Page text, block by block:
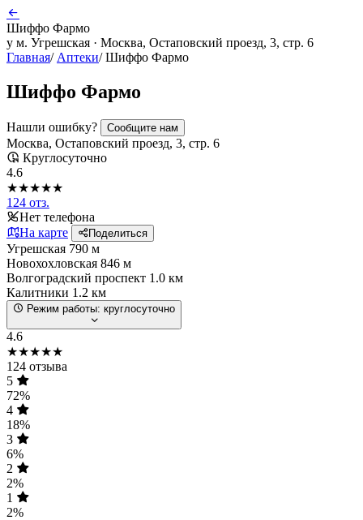
Шиффо Фармо
у м. Угрешская · Москва, Остаповский проезд, 3, стр. 6
Главная/ Аптеки/ Шиффо Фармо
Шиффо Фармо
Нашли ошибку? Сообщите нам
Москва, Остаповский проезд, 3, стр. 6
Круглосуточно
4.6
★★★★★
124 отз.
Нет телефона
На карте
Поделиться
Угрешская 790 м
Новохохловская 846 м
Волгоградский проспект 1.0 км
Калитники 1.2 км
Режим работы: круглосуточно
4.6
★★★★★
124 отзыва
5
72%
4
18%
3
6%
2
2%
1
2%